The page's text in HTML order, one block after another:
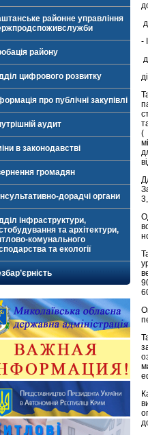
районне управління
району
цифрового розвитку
про публічні закупівлі
аудит
в законодавстві
громадян
дорадчі органи
інфраструктури,
та архітектури,
комунального
та екології
-
(